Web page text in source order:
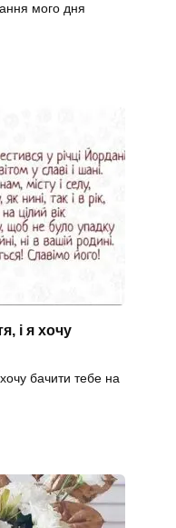
мого дня
і я хочу
бачити тебе на